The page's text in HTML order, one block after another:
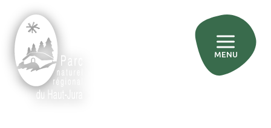
MENU